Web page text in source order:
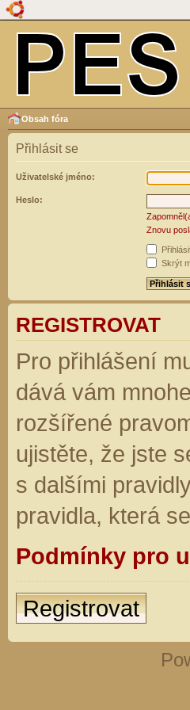
Obsah fóra
Přihlásit se
Uživatelské jméno:
Heslo:
Znovu
Skrýt
REGISTROVAT
Pro přihlášení
dává vám
rozšířené
ujistěte, že jste
s dalšími
pravidla, která
Podmínky pro
Registrovat